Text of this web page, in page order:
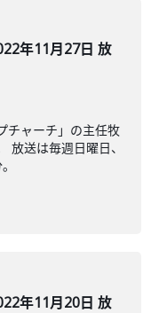
年11月27日 放
チャーチ」の主任牧
放送は毎週日曜日、
年11月20日 放